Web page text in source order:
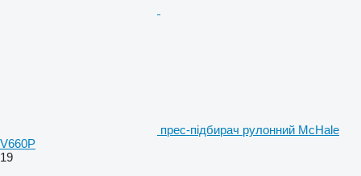
прес-підбирач рулонний McHale
V660P
19